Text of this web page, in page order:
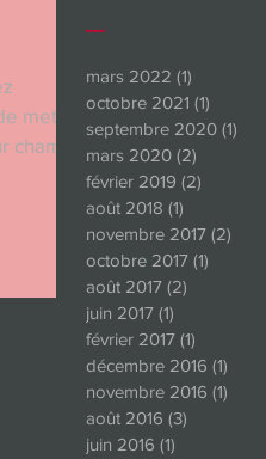
mettre
mars 2022 (1)
octobre 2021 (1)
septembre 2020 (1)
mars 2020 (2)
février 2019 (2)
août 2018 (1)
novembre 2017 (2)
octobre 2017 (1)
août 2017 (2)
juin 2017 (1)
février 2017 (1)
décembre 2016 (1)
novembre 2016 (1)
août 2016 (3)
juin 2016 (1)